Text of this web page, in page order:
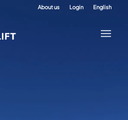
About us Login English